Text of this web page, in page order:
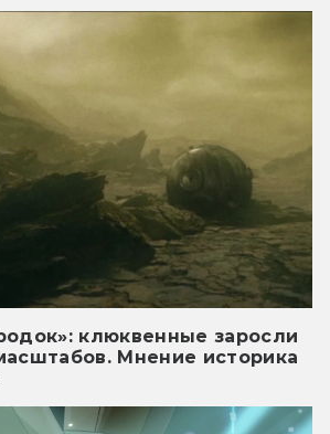
клюквенные заросли
Мнение историка